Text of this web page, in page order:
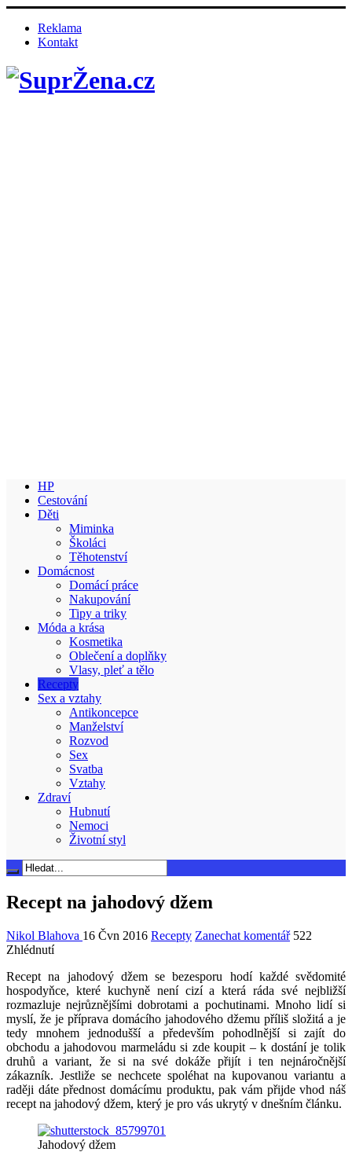
Reklama
Kontakt
HP
Cestování
Děti
Miminka
Školáci
Těhotenství
Domácnost
Domácí práce
Nakupování
Tipy a triky
Móda a krása
Kosmetika
Oblečení a doplňky
Vlasy, pleť a tělo
Recepty
Sex a vztahy
Antikoncepce
Manželství
Rozvod
Sex
Svatba
Vztahy
Zdraví
Hubnutí
Nemoci
Životní styl
Recept na jahodový džem
Nikol Blahova 16 Čvn 2016 Recepty Zanechat komentář 522
Zhlédnutí
Recept na jahodový džem se bezesporu hodí každé svědomité
hospodyňce, které kuchyně není cizí a která ráda své nejbližší
rozmazluje nejrůznějšími dobrotami a pochutinami. Mnoho lidí si
myslí, že je příprava domácího jahodového džemu příliš složitá a je
tedy mnohem jednodušší a především pohodlnější si zajít do
obchodu a jahodovou marmeládu si zde koupit – k dostání je tolik
druhů a variant, že si na své dokáže přijít i ten nejnáročnější
zákazník. Jestliže se nechcete spoléhat na kupovanou variantu a
raději dáte přednost domácímu produktu, pak vám přijde vhod náš
recept na jahodový džem, který je pro vás ukrytý v dnešním článku.
Jahodový džem